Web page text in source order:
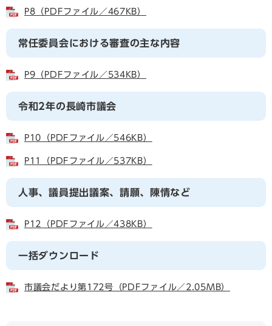
P8（PDFファイル／467KB）
常任委員会における審査の主な内容
P9（PDFファイル／534KB）
令和2年の長崎市議会
P10（PDFファイル／546KB）
P11（PDFファイル／537KB）
人事、議員提出議案、請願、陳情など
P12（PDFファイル／438KB）
一括ダウンロード
市議会だより第172号（PDFファイル／2.05MB）